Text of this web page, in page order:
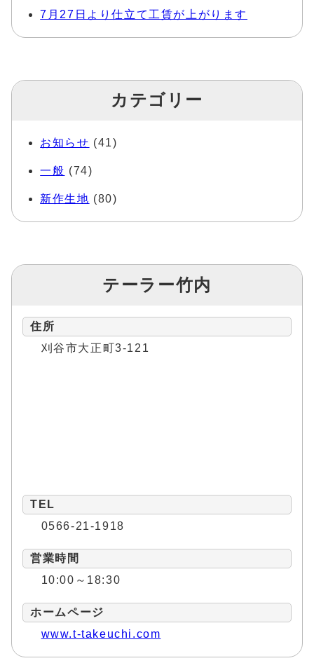
7月27日より仕立て工賃が上がります
カテゴリー
お知らせ (41)
一般 (74)
新作生地 (80)
テーラー竹内
住所
刈谷市大正町3-121
TEL
0566-21-1918
営業時間
10:00～18:30
ホームページ
www.t-takeuchi.com